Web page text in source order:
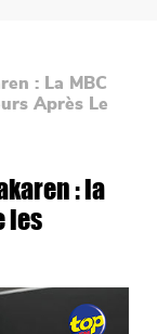
: La MBC
Après Le
: la
les